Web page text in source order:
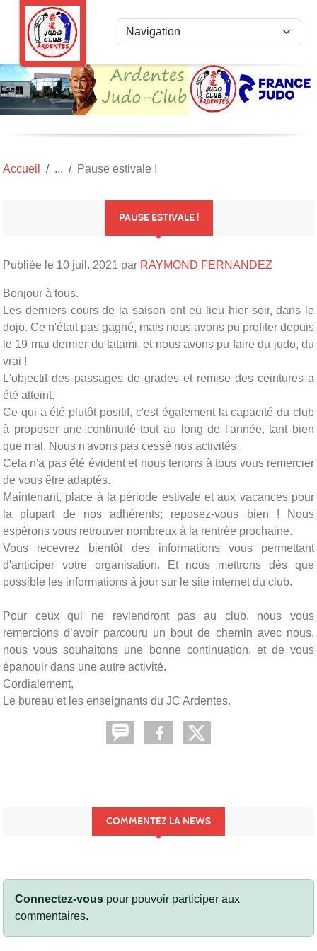
Accueil Pause estivale !
PAUSE ESTIVALE !
Publiée le 10 juil. 2021 par RAYMOND FERNANDEZ
Bonjour à tous.
Les derniers cours de la saison ont eu lieu hier soir, dans le
dojo. Ce n'était pas gagné, mais nous avons pu profiter depuis
le 19 mai dernier du tatami, et nous avons pu faire du judo, du
vrai !
L'objectif des passages de grades et remise des ceintures a
été atteint.
Ce qui a été plutôt positif, c'est également la capacité du club
à proposer une continuité tout au long de l'année, tant bien
que mal. Nous n'avons pas cessé nos activités.
Cela n'a pas été évident et nous tenons à tous vous remercier
de vous être adaptés.
Maintenant, place à la période estivale et aux vacances pour
la plupart de nos adhérents; reposez-vous bien ! Nous
espérons vous retrouver nombreux à la rentrée prochaine.
Vous recevrez bientôt des informations vous permettant
d'anticiper votre organisation. Et nous mettrons dès que
possible les informations à jour sur le site internet du club.
Pour ceux qui ne reviendront pas au club, nous vous
remercions d’avoir parcouru un bout de chemin avec nous,
nous vous souhaitons une bonne continuation, et de vous
épanouir dans une autre activité.
Cordialement,
Le bureau et les enseignants du JC Ardentes.
COMMENTEZ LA NEWS
Connectez-vous pour pouvoir participer aux
commentaires.
Panneau de gestion des cookies